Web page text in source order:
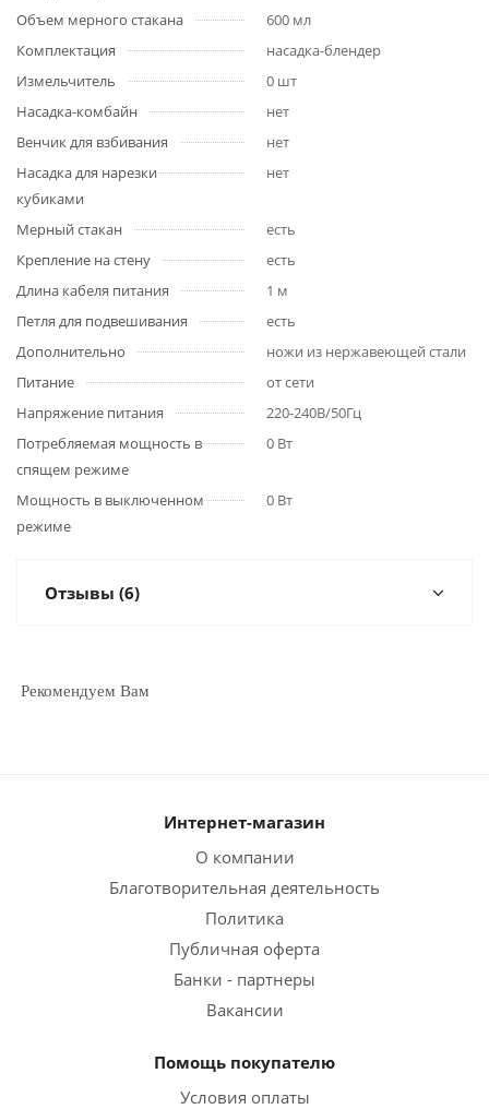
Объем мерного стакана
600 мл
Комплектация
насадка-блендер
Измельчитель
0 шт
Насадка-комбайн
нет
Венчик для взбивания
нет
Насадка для нарезки
кубиками
нет
Мерный стакан
есть
Крепление на стену
есть
Длина кабеля питания
1 м
Петля для подвешивания
есть
Дополнительно
ножи из нержавеющей стали
Питание
от сети
Напряжение питания
220-240В/50Гц
Потребляемая мощность в
спящем режиме
0 Вт
Мощность в выключенном
режиме
0 Вт
Отзывы (6)
Рекомендуем Вам
Интернет-магазин
О компании
Благотворительная деятельность
Политика
Публичная оферта
Банки - партнеры
Вакансии
Помощь покупателю
Условия оплаты